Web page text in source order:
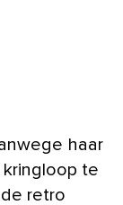
haar
te
retro